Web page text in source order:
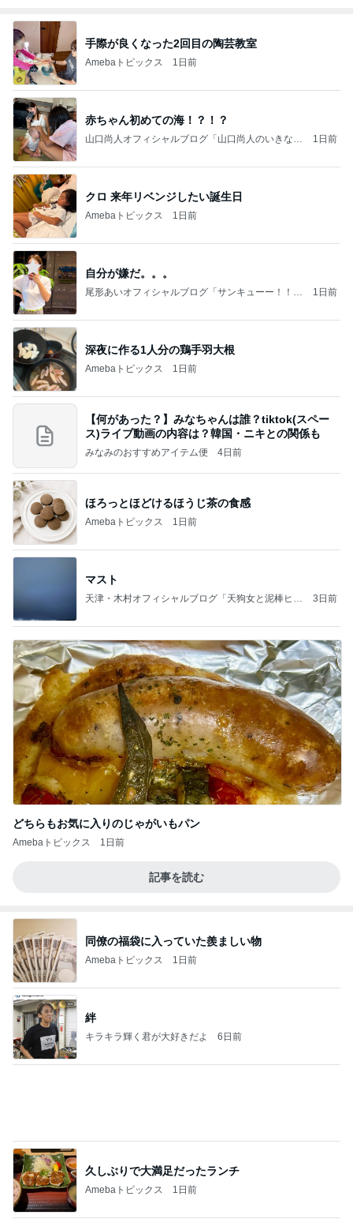
手際が良くなった2回目の陶芸教室
Amebaトピックス 1日前
赤ちゃん初めての海！？！？
山口尚人オフィシャルブログ「山口尚人のいきなり
1日前
クロ 来年リベンジしたい誕生日
Amebaトピックス 1日前
自分が嫌だ。。。
尾形あいオフィシャルブログ「サンキューー！！尾
1日前
深夜に作る1人分の鶏手羽大根
Amebaトピックス 1日前
【何があった？】みなちゃんは誰？tiktok(スペー
ス)ライブ動画の内容は？韓国・ニキとの関係も
みなみのおすすめアイテム便 4日前
ほろっとほどけるほうじ茶の食感
Amebaトピックス 1日前
マスト
天津・木村オフィシャルブログ「天狗女と泥棒ヒゲ
3日前
どちらもお気に入りのじゃがいもパン
Amebaトピックス 1日前
記事を読む
同僚の福袋に入っていた羨ましい物
Amebaトピックス 1日前
絆
キラキラ輝く君が大好きだよ 6日前
ハロ！コン 工藤由愛
Juice＝Juiceオフィシャルブログ Powered by Ame